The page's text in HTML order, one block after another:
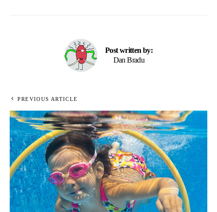
Post written by:
Dan Bradu
PREVIOUS ARTICLE